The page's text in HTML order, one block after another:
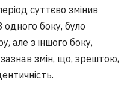
суттєво змінив
одного боку, було
але з іншого боку,
змін, що, зрештою,